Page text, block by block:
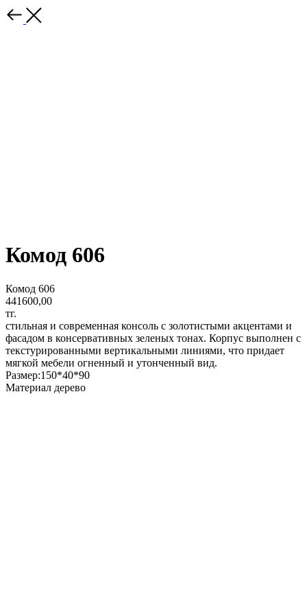
Комод 606
Комод 606
441600,00
тг.
стильная и современная консоль с золотистыми акцентами и
фасадом в консервативных зеленых тонах. Корпус выполнен с
текстурированными вертикальными линиями, что придает
мягкой мебели огненный и утонченный вид.
Размер:150*40*90
Материал дерево